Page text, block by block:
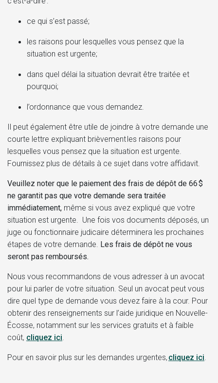
ce qui s’est passé;
les raisons pour lesquelles vous pensez que la
situation est urgente;
dans quel délai la situation devrait être traitée et
pourquoi;
l’ordonnance que vous demandez.
Il peut également être utile de joindre à votre demande une
courte lettre expliquant brièvement les raisons pour
lesquelles vous pensez que la situation est urgente.
Fournissez plus de détails à ce sujet dans votre affidavit.
Veuillez noter que le paiement des frais de dépôt de 66 $
ne garantit pas que votre demande sera traitée
immédiatement, même si vous avez expliqué que votre
situation est urgente. Une fois vos documents déposés, un
juge ou fonctionnaire judicaire déterminera les prochaines
étapes de votre demande. Les frais de dépôt ne vous
seront pas remboursés.
Nous vous recommandons de vous adresser à un avocat
pour lui parler de votre situation. Seul un avocat peut vous
dire quel type de demande vous devez faire à la cour. Pour
obtenir des renseignements sur l’aide juridique en Nouvelle-
Écosse, notamment sur les services gratuits et à faible
coût, cliquez ici
Pour en savoir plus sur les demandes urgentes, cliquez ici